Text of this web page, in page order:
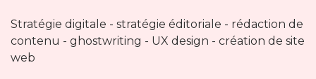
Stratégie digitale - stratégie éditoriale - rédaction de
contenu - ghostwriting - UX design - création de site
web